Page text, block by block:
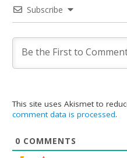
Subscribe
This site uses Akismet to
comment data is processed.
0 COMMENTS